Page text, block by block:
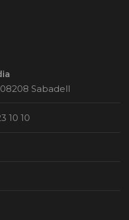
08208 Sabadell
10 10